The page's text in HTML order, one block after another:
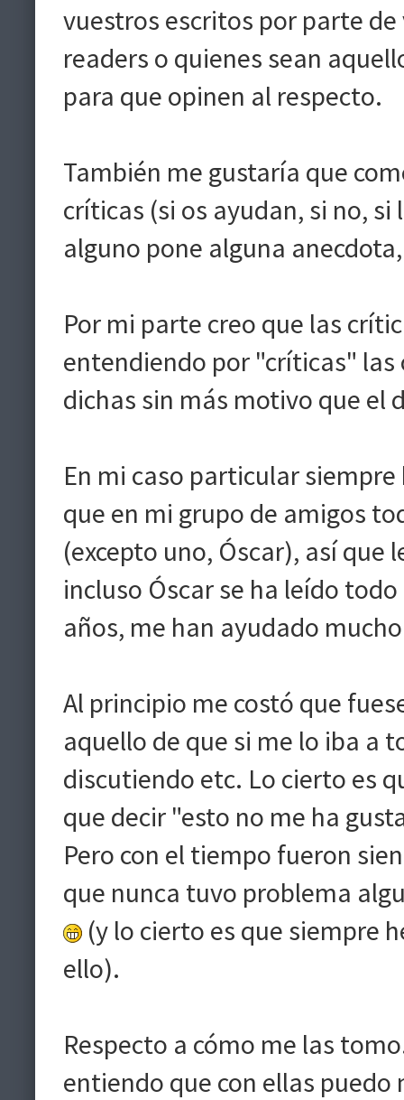
vuestros escritos por parte
readers o quienes sean
para que opinen al respecto.
También me gustaría que
críticas (si os ayudan, si no, si
alguno pone alguna
Por mi parte creo que las
entendiendo por "críticas" las
dichas sin más motivo que el
En mi caso particular
que en mi grupo de amigos
(excepto uno, Óscar), así que
incluso Óscar se ha leído
años, me han ayudado
Al principio me costó que
aquello de que si me lo iba a
discutiendo etc. Lo cierto es
que decir "esto no me ha
Pero con el tiempo fueron
que nunca tuvo problema
(y lo cierto es que siempre
ello).
Respecto a cómo me las
entiendo que con ellas